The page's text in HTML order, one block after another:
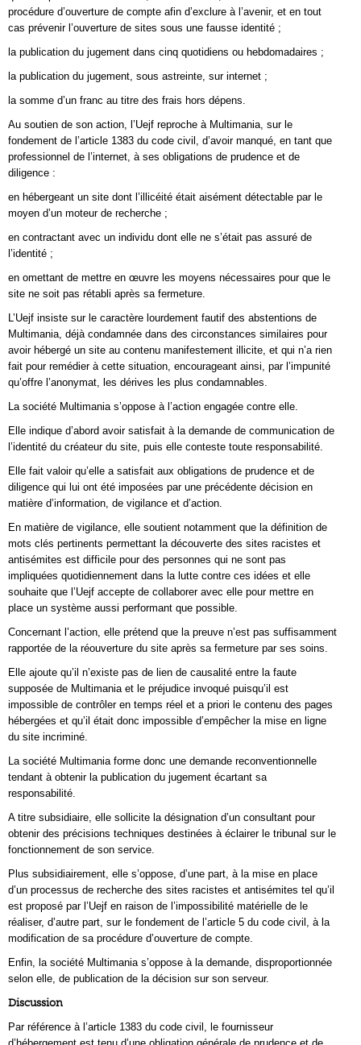
procédure d’ouverture de compte afin d’exclure à l’avenir, et en tout
cas prévenir l’ouverture de sites sous une fausse identité ;
la publication du jugement dans cinq quotidiens ou hebdomadaires ;
la publication du jugement, sous astreinte, sur internet ;
la somme d’un franc au titre des frais hors dépens.
Au soutien de son action, l’Uejf reproche à Multimania, sur le
fondement de l’article 1383 du code civil, d’avoir manqué, en tant que
professionnel de l’internet, à ses obligations de prudence et de
diligence :
en hébergeant un site dont l’illicéité était aisément détectable par le
moyen d’un moteur de recherche ;
en contractant avec un individu dont elle ne s’était pas assuré de
l’identité ;
en omettant de mettre en œuvre les moyens nécessaires pour que le
site ne soit pas rétabli après sa fermeture.
L’Uejf insiste sur le caractère lourdement fautif des abstentions de
Multimania, déjà condamnée dans des circonstances similaires pour
avoir hébergé un site au contenu manifestement illicite, et qui n’a rien
fait pour remédier à cette situation, encourageant ainsi, par l’impunité
qu’offre l’anonymat, les dérives les plus condamnables.
La société Multimania s’oppose à l’action engagée contre elle.
Elle indique d’abord avoir satisfait à la demande de communication de
l’identité du créateur du site, puis elle conteste toute responsabilité.
Elle fait valoir qu’elle a satisfait aux obligations de prudence et de
diligence qui lui ont été imposées par une précédente décision en
matière d’information, de vigilance et d’action.
En matière de vigilance, elle soutient notamment que la définition de
mots clés pertinents permettant la découverte des sites racistes et
antisémites est difficile pour des personnes qui ne sont pas
impliquées quotidiennement dans la lutte contre ces idées et elle
souhaite que l’Uejf accepte de collaborer avec elle pour mettre en
place un système aussi performant que possible.
Concernant l’action, elle prétend que la preuve n’est pas suffisamment
rapportée de la réouverture du site après sa fermeture par ses soins.
Elle ajoute qu’il n’existe pas de lien de causalité entre la faute
supposée de Multimania et le préjudice invoqué puisqu’il est
impossible de contrôler en temps réel et a priori le contenu des pages
hébergées et qu’il était donc impossible d’empêcher la mise en ligne
du site incriminé.
La société Multimania forme donc une demande reconventionnelle
tendant à obtenir la publication du jugement écartant sa
responsabilité.
A titre subsidiaire, elle sollicite la désignation d’un consultant pour
obtenir des précisions techniques destinées à éclairer le tribunal sur le
fonctionnement de son service.
Plus subsidiairement, elle s’oppose, d’une part, à la mise en place
d’un processus de recherche des sites racistes et antisémites tel qu’il
est proposé par l’Uejf en raison de l’impossibilité matérielle de le
réaliser, d’autre part, sur le fondement de l’article 5 du code civil, à la
modification de sa procédure d’ouverture de compte.
Enfin, la société Multimania s’oppose à la demande, disproportionnée
selon elle, de publication de la décision sur son serveur.
Discussion
Par référence à l’article 1383 du code civil, le fournisseur